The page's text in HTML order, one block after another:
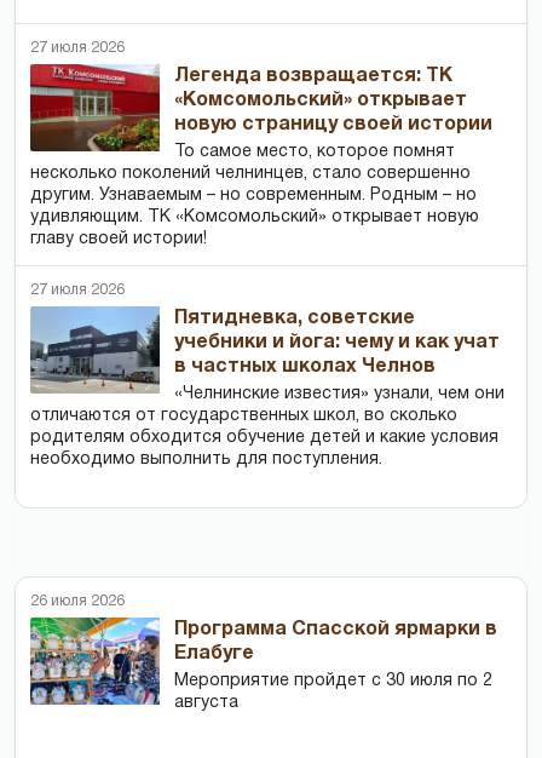
27 июля 2026
Легенда возвращается: ТК
«Комсомольский» открывает
новую страницу своей истории
То самое место, которое помнят
несколько поколений челнинцев, стало совершенно
другим. Узнаваемым – но современным. Родным – но
удивляющим. ТК «Комсомольский» открывает новую
главу своей истории!
27 июля 2026
Пятидневка, советские
учебники и йога: чему и как учат
в частных школах Челнов
«Челнинские известия» узнали, чем они
отличаются от государственных школ, во сколько
родителям обходится обучение детей и какие условия
необходимо выполнить для поступления.
26 июля 2026
Программа Спасской ярмарки в
Елабуге
Мероприятие пройдет с 30 июля по 2
августа